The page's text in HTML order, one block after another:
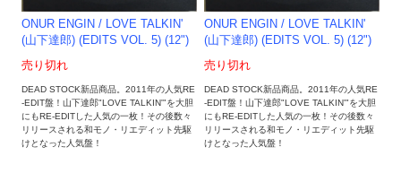
ONUR ENGIN / LOVE TALKIN'
(山下達郎) (EDITS VOL. 5) (12")
売り切れ
DEAD STOCK新品商品。2011年の人気RE
-EDIT盤！山下達郎"LOVE TALKIN'"を大胆
にもRE-EDITした人気の一枚！その後数々
リリースされる和モノ・リエディット先駆
けとなった人気盤！
ONUR ENGIN / LOVE TALKIN'
(山下達郎) (EDITS VOL. 5) (12")
売り切れ
DEAD STOCK新品商品。2011年の人気RE
-EDIT盤！山下達郎"LOVE TALKIN'"を大胆
にもRE-EDITした人気の一枚！その後数々
リリースされる和モノ・リエディット先駆
けとなった人気盤！